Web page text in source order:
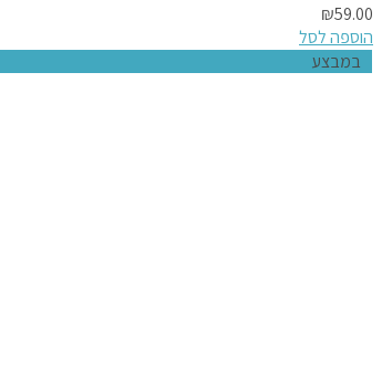
₪59.00
הוספה לסל
במבצע